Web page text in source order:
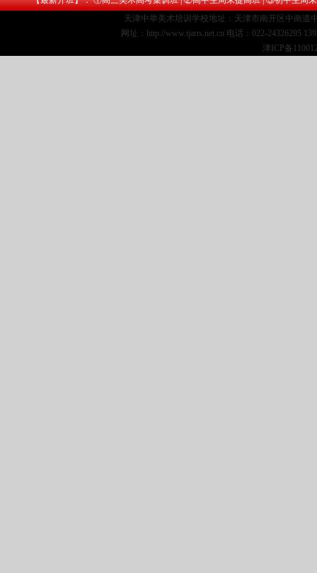
天津中举美术培训学校地址：天津市南开区中南道
网址：http://www.tjarts.net.cn 电话：022-24326295
津ICP备